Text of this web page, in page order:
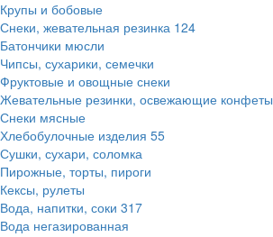
Крупы и бобовые
Снеки, жевательная резинка 124
Батончики мюсли
Чипсы, сухарики, семечки
Фруктовые и овощные снеки
Жевательные резинки, освежающие конфеты
Снеки мясные
Хлебобулочные изделия 55
Сушки, сухари, соломка
Пирожные, торты, пироги
Кексы, рулеты
Вода, напитки, соки 317
Вода негазированная